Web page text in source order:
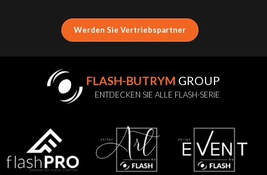
Werden Sie Vertriebspartner
FLASH-BUTRYM GROUP
ENTDECKEN SIE ALLE FLASH-SERIE